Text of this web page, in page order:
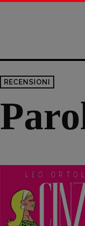
RECENSIONI